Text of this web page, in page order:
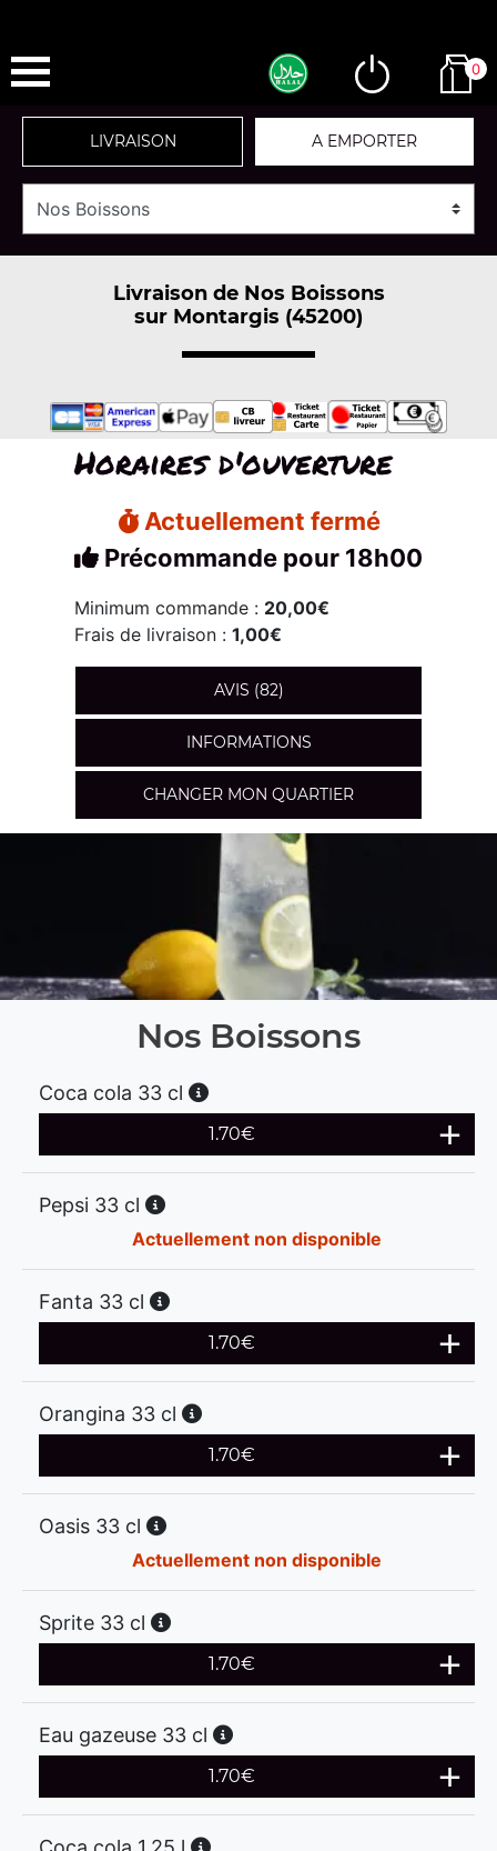
0
LIVRAISON A EMPORTER
Livraison de Nos Boissons
sur Montargis (45200)
Horaires d'ouverture
Actuellement fermé
Précommande pour 18h00
Minimum commande : 20,00€
Frais de livraison : 1,00€
AVIS (82)
INFORMATIONS
CHANGER MON QUARTIER
Nos Boissons
Coca cola 33 cl
1.70€
Pepsi 33 cl
Actuellement non disponible
Fanta 33 cl
1.70€
Orangina 33 cl
1.70€
Oasis 33 cl
Actuellement non disponible
Sprite 33 cl
1.70€
Eau gazeuse 33 cl
1.70€